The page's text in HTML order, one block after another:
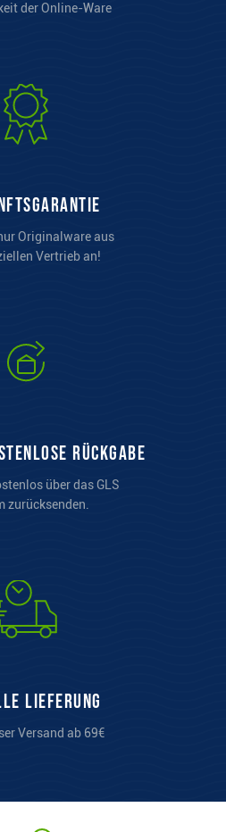
der Online-Ware
Originalware aus
Vertrieb an!
Rückgabe
über das GLS
zurücksenden.
Lieferung
Versand ab 69€